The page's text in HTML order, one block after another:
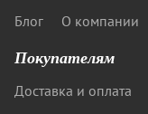
Блог О компании
Покупателям
Доставка и оплата